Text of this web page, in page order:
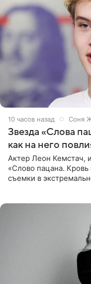
10 часов назад Соня
Звезда «Слова
как на него
Актер Леон Кемстач,
«Слово пацана. Кровь
съемки в